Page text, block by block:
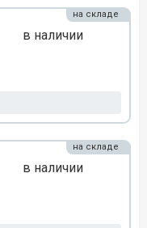
в наличии
на складе
в наличии
на складе